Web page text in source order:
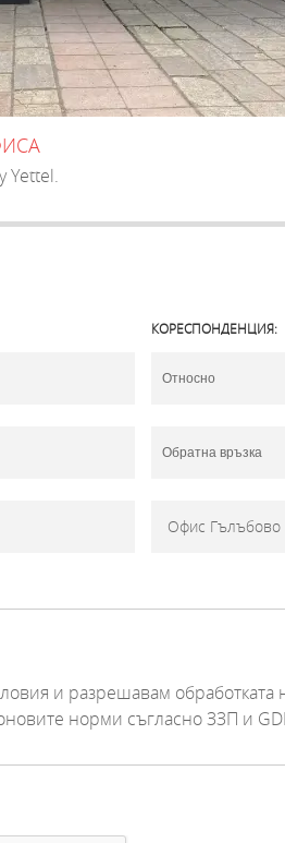
Yettel.
КОРЕСПОНДЕНЦИЯ:
и разрешавам
норми съгласно ЗЗП и